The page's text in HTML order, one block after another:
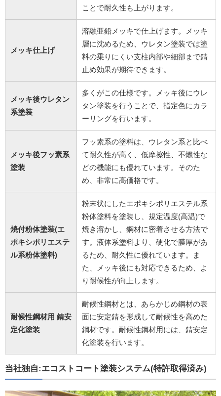
ことで耐久性も上がります。
メッキ仕上げ
溶融亜鉛メッキで仕上げます。メッキ
層に沈めるため、ウレタン塗装では塗
料の乗りにくい支柱内部や細部まで錆
止め効果が期待できます。
メッキ後ウレタン
系塗装
多くがこの仕様です。メッキ後にウレ
タン塗装を行うことで、指定色にカラ
ーリングを行います。
メッキ後フッ素系
塗装
フッ素系の塗料は、ウレタン系と比べ
て耐久性が高く、低摩擦性、不燃性な
どの機能にも優れています。そのた
め、非常に高価格です。
焼付粉体塗装(エ
ポキシポリエステ
ル系粉体塗料)
粉末状にしたエポキシポリエステル系
粉体塗料を塗装し、規定温度(高温)で
焼き溶かし、鋼材に密着させる方法で
す。液体系塗料より、硬化で膜厚があ
るため、耐久性に優れています。ま
た、メッキ後にも対応できるため、よ
り耐候性が向上します。
耐候性鋼材用 錆安
定化塗装
耐候性鋼材とは、あらかじめ鋼材の表
面に安定錆を形成して耐候性を高めた
鋼材です。耐候性鋼材用には、錆安定
化塗装を行います。
当社独自:エコストコート塗装システム(特許取得済み)